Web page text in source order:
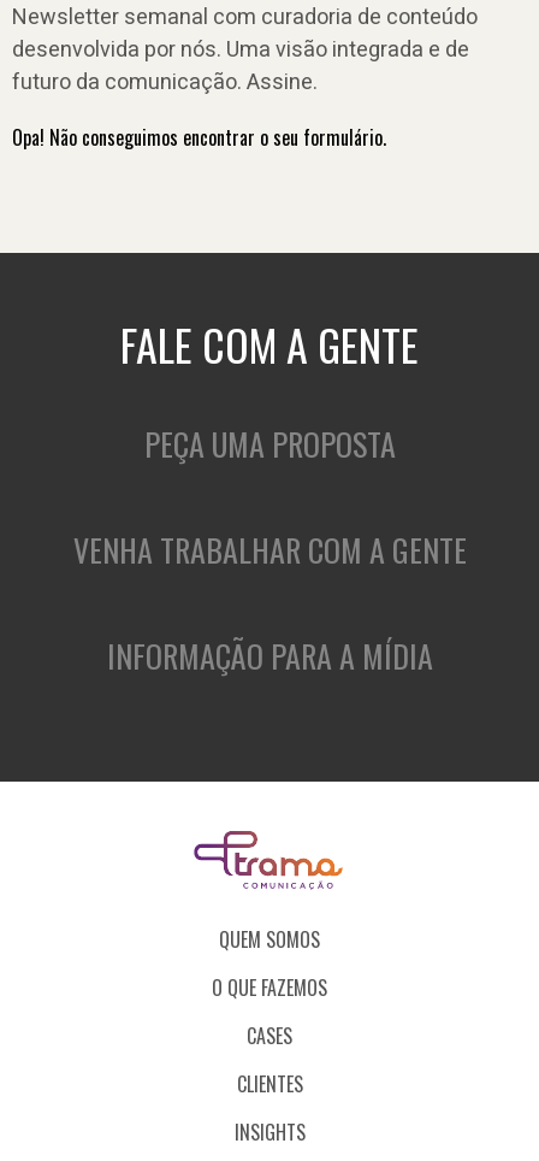
Newsletter semanal com curadoria de conteúdo
desenvolvida por nós. Uma visão integrada e de
futuro da comunicação. Assine.
Opa! Não conseguimos encontrar o seu formulário.
FALE COM A GENTE
PEÇA UMA PROPOSTA
VENHA TRABALHAR COM A GENTE
INFORMAÇÃO PARA A MÍDIA
QUEM SOMOS
O QUE FAZEMOS
CASES
CLIENTES
INSIGHTS